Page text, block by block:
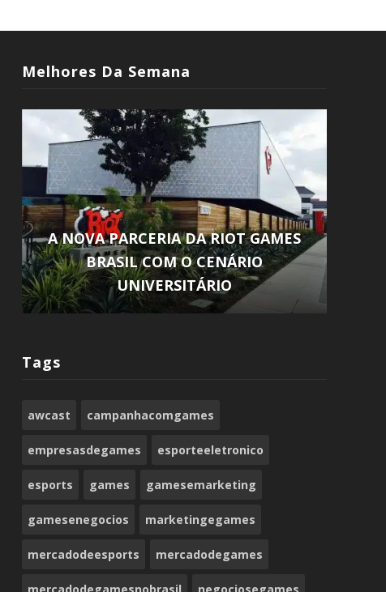
Melhores Da Semana
CBLOL 2024 – RIOT ANUNCIA
PATROCINADORES OFICIAIS PARA
SEGUNDO SPLIT
Tags
awcast campanhacomgames
empresasdegames esporteeletronico
esports games gamesemarketing
gamesenegocios marketingegames
mercadodeesports mercadodegames